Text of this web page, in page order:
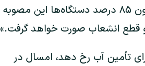
موظف شده‌اند مصرف آب خود را ۲۵ درصد کاهش دهند. تاکنون ۸۵ درصد دستگاه‌ها این مصوبه
و قطع انشعاب صورت خواهد گرفت.»
تأمین آب رخ دهد، امسال در